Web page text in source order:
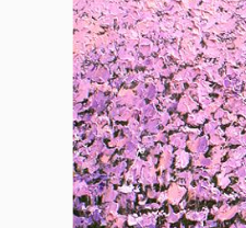
ПОСЛЕДВАЙТЕ
НИ